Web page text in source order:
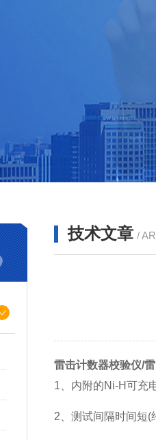
技术文章 /
雷击计数器校验仪/
1、内附的Ni-H可充
2、测试间隔时间短(